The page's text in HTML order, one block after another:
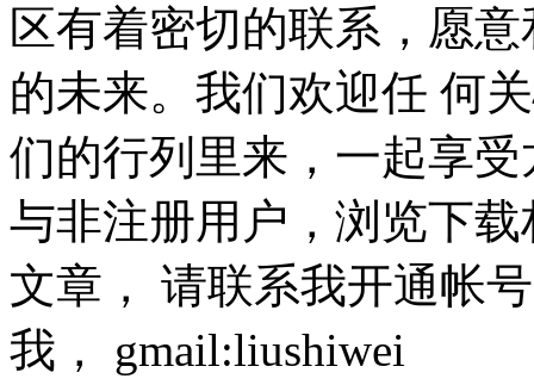
区有着密切的联系，愿
的未来。我们欢迎任 何
们的行列里来，一起享
与非注册用户，浏览下
文章， 请联系我开通帐
我， gmail:liushiwei